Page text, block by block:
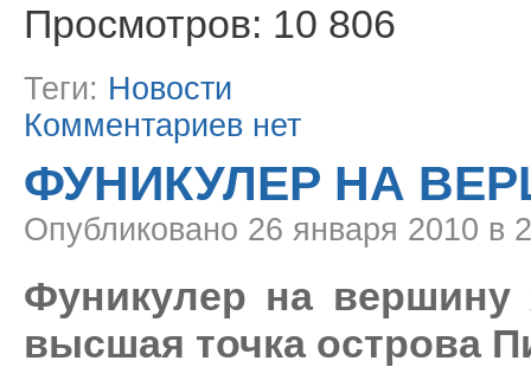
Просмотров: 10 806
Теги: Новости
Комментариев нет
ФУНИКУЛЕР НА
Опубликовано 26 января 2010 в
Фуникулер на вершину
высшая точка острова